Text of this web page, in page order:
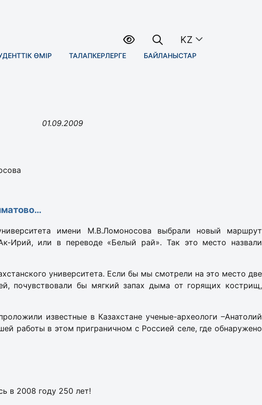
ӨМІР ТАЛАПКЕРЛЕРГЕ БАЙЛАНЫСТАР
KZ
01.09.2009
имени М.В.Ломоносова выбрали новый маршрут
Ирий, или в переводе «Белый рай». Так это место назвали
университета. Если бы мы смотрели на это место две
почувствовали бы мягкий запах дыма от горящих кострищ,
известные в Казахстане ученые-археологи –Анатолий
работы в этом приграничном с Россией селе, где обнаружено
в 2008 году 250 лет!